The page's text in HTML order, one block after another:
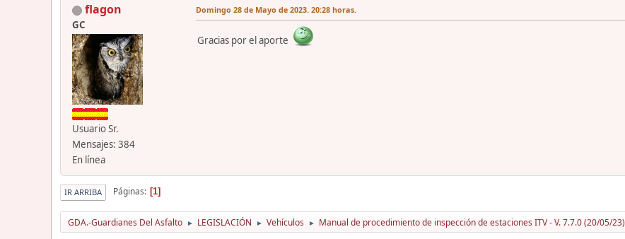
flagon
GC
Usuario Sr.
Mensajes: 384
En línea
Domingo 28 de Mayo de 2023. 20:28 horas.
Gracias por el aporte
IR ARRIBA Páginas 1
GDA.-Guardianes Del Asfalto ► LEGISLACIÓN ► Vehículos ► Manual de procedimiento de inspección de estaciones ITV - V. 7.7.0 (20/05/23)